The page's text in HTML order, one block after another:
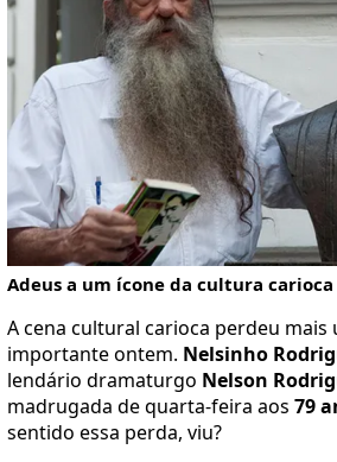
Adeus a um ícone da cultura carioca
A cena cultural carioca perdeu mais
importante ontem. Nelsinho
lendário dramaturgo Nelson
madrugada de quarta-feira aos 79
sentido essa perda, viu?